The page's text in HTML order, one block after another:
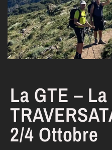
La GTE –
2/4 Ottobre